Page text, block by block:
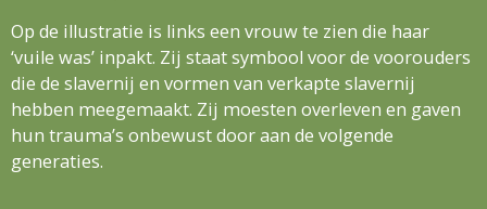
Op de illustratie is links een vrouw te zien die haar
‘vuile was’ inpakt. Zij staat symbool voor de voorouders
die de slavernij en vormen van verkapte slavernij
hebben meegemaakt. Zij moesten overleven en gaven
hun trauma’s onbewust door aan de volgende
generaties.